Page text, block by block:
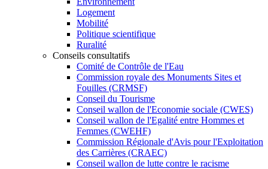
Logement
Mobilité
Politique scientifique
Ruralité
Conseils consultatifs
Comité de Contrôle de l'Eau
Commission royale des Monuments Sites et
Fouilles (CRMSF)
Conseil du Tourisme
Conseil wallon de l'Economie sociale (CWES)
Conseil wallon de l'Egalité entre Hommes et
Femmes (CWEHF)
Commission Régionale d'Avis pour l'Exploitation
des Carrières (CRAEC)
Conseil wallon de lutte contre le racisme